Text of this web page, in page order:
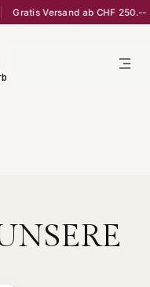
Gratis Versand ab CHF 250.--